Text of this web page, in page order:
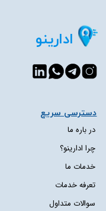
ادارینو
در باره ما
چرا ادارینو؟
خدمات ما
تعرفه خدمات
سوالات متداول
دسترسی سریع​​​​​​​